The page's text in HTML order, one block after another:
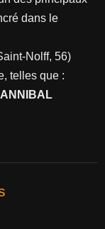
dans le
Nolff, 56)
telles que :